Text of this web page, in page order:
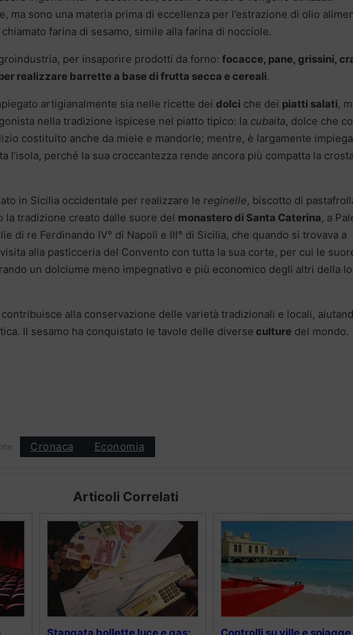
ma sono una materia prima di eccellenza per l’estrazione di olio
farina di sesamo, simile alla farina di nocciole.
per insaporire prodotti da forno: focacce, pane, grissini,
realizzare barrette a base di frutta secca e cereali.
artigianalmente sia nelle ricette dei dolci che dei piatti salati,
nella tradizione ispicese nel piatto tipico: la cubaita, dolce che
costituito anche da miele e mandorle; mentre, è largamente
l’isola, perché la sua croccantezza rende ancora più compatta la
in Sicilia occidentale per realizzare le reginelle, biscotto di
la tradizione creato dalle suore del monastero di Santa Caterina, a
di re Ferdinando IV° di Napoli e III° di Sicilia, che quando si trovava a
alla pasticceria del Convento con tutta la sua corte, per cui le
un dolciume meno impegnativo e più economico degli altri della
contribuisce alla conservazione delle varietà tradizionali e locali,
Il sesamo ha conquistato le tavole delle diverse culture del mondo.
Cronaca Economia
Articoli Correlati